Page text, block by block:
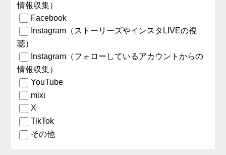
情報収集）
Facebook
Instagram（ストーリーズやインスタLIVEの視
聴）
Instagram（フォローしているアカウントからの
情報収集）
YouTube
mixi
X
TikTok
その他